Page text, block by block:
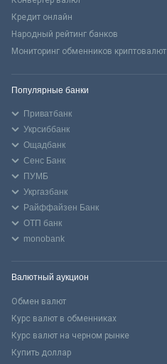
Кредит онлайн
Народный рейтинг банков
Мониторинг обменников криптовалют
Популярные банки
Приватбанк
Укрсиббанк
Ощадбанк
Сенс Банк
ПУМБ
Укргазбанк
Райффайзен Банк
ОТП банк
monobank
Валютный аукцион
Обмен валют
Курс валют в обменниках
Курс валют на черном рынке
Купить доллар